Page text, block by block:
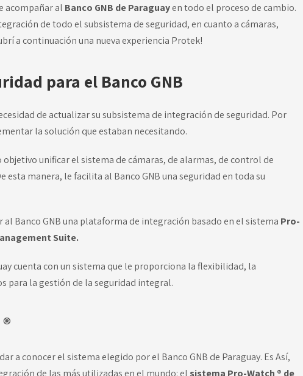
acompañar al Banco GNB de Paraguayen todo el proceso de cambio.
de todo el subsistema de seguridad, en cuanto a cámaras,
a continuación una nueva experiencia Protek!
para el Banco GNB
de actualizar su subsistema de integración de seguridad. Por
la solución que estaban necesitando.
unificar el sistema de cámaras, de alarmas, de control de
esta manera, le facilita al Banco GNB una seguridad en toda su
Banco GNB una plataforma de integración basado en el sistema Pro-
Suite.
cuenta con un sistema que le proporciona la flexibilidad, la
para la gestión de la seguridad integral.
a conocer el sistema elegido por el Banco GNB de Paraguay. Es Así,